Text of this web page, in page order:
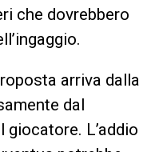
che dovrebbero
arriva dalla
dal
giocatore. L’addio